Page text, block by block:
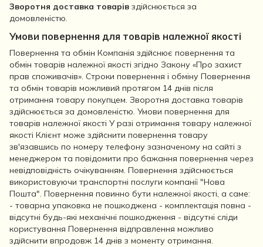
Зворотня доставка товарів здійснюється за
домовленістю.
Умови повернення для товарів належної якості
Повернення та обмін Компанія здійснює повернення та
обмін товарів належної якості згідно Закону «Про захист
прав споживачів». Строки повернення і обміну Повернення
та обмін товарів можливий протягом 14 днів після
отримання товару покупцем. Зворотня доставка товарів
здійснюється за домовленістю. Умови повернення для
товарів належної якості У разі отримання товару належної
якості Клієнт може здійснити повернення товару
зв'язавшись по номеру телефону зазначеному на сайті з
менеджером та повідомити про бажання повернення через
невідповідність очікуванням. Повернення здійснюється
використовуючи транспортні послуги компанії "Нова
Пошта". Повернення повинно бути належної якості, а саме:
- товарна упаковка не пошкоджена - комплектація повна -
відсутні будь-які механічні пошкодження - відсутні сліди
користування Повернення відправлення можливо
здійснити впродовж 14 днів з моменту отримання.